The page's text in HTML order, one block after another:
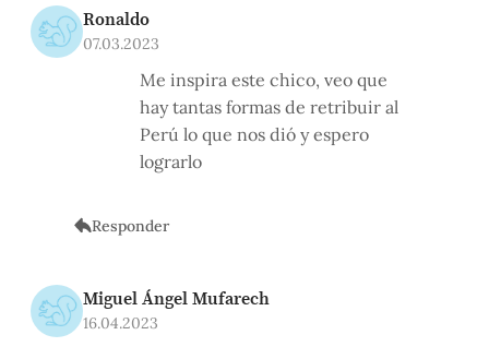
Ronaldo
07.03.2023
Me inspira este chico, veo que
hay tantas formas de retribuir al
Perú lo que nos dió y espero
lograrlo
Responder
Miguel Ángel Mufarech
16.04.2023